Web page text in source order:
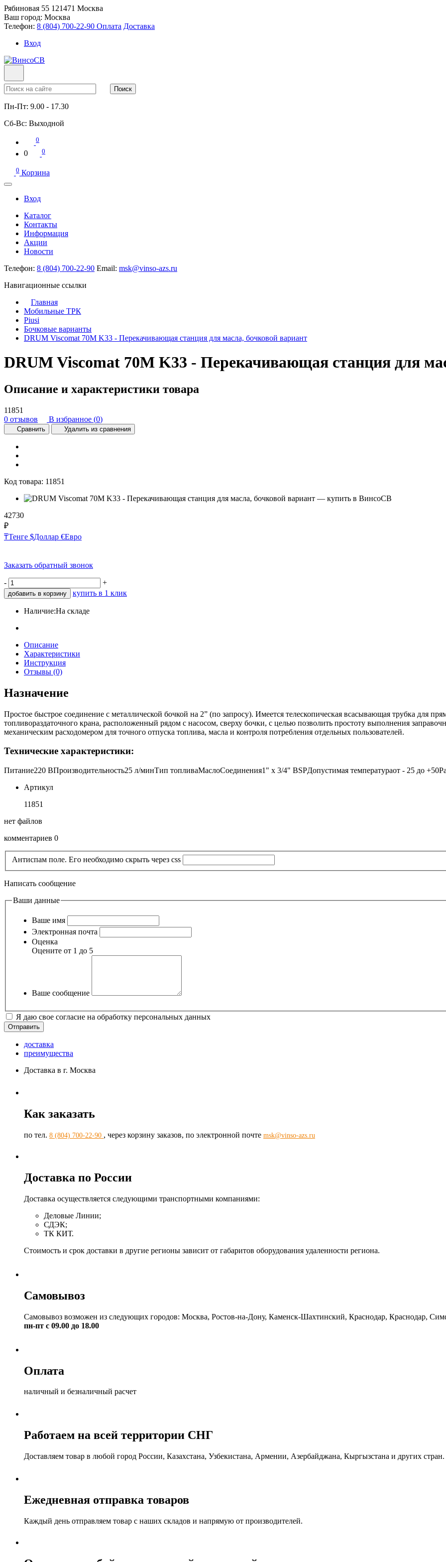
Рябиновая 55 121471 Москва
Ваш город: Москва
Телефон: 8 (804) 700-22-90 Оплата Доставка
Вход
Поиск
Пн-Пт: 9.00 - 17.30
Сб-Вс: Выходной
0
0 0
0 Корзина
Вход
Каталог
Контакты
Информация
Акции
Новости
Телефон: 8 (804) 700-22-90 Email: msk@vinso-azs.ru
Навигационные ссылки
Главная
Мобильные ТРК
Piusi
Бочковые варианты
DRUM Viscomat 70M K33 - Перекачивающая станция для масла, бочковой вариант
DRUM Viscomat 70M K33 - Перекачивающая станция для
Описание и характеристики товара
11851
0 отзывов
В избранное (0)
Сравнить Удалить из сравнения
Код товара: 11851
42730
₽
₸Тенге $Доллар €Евро
Заказать обратный звонок
- +
добавить в корзину купить в 1 клик
Наличие:На складе
Описание
Характеристики
Инструкция
Отзывы (0)
Назначение
Простое быстрое соединение с металлической бочкой на 2” (по запросу). Имеется телескопическая всасывающая трубка для
топливораздаточного крана, расположенный рядом с насосом, сверху бочки, с целью позволить простоту выполнения
механическим расходомером для точного отпуска топлива, масла и контроля потребления отдельных пользователей.
Технические характеристики:
Питание220 ВПроизводительность25 л/минТип топливаМаслоСоединения1" х 3/4" BSPДопустимая температураот - 25 до +50
Артикул
11851
нет файлов
комментариев 0
Антиспам поле. Его необходимо скрыть через css
Написать сообщение
Ваши данные
Ваше имя
Электронная почта
Оценка
Оцените от 1 до 5
Ваше сообщение
Я даю свое согласие на обработку персональных данных
доставка
преимущества
Доставка в г. Москва
Как заказать
по тел. 8 (804) 700-22-90 , через корзину заказов, по электронной почте msk@vinso-azs.ru
Доставка по России
Доставка осуществляется следующими транспортными компаниями:
Деловые Линии;
СДЭК;
ТК КИТ.
Стоимость и срок доставки в другие регионы зависит от габаритов оборудования удаленности региона.
Самовывоз
Самовывоз возможен из следующих городов: Москва, Ростов-на-Дону, Каменск-Шахтинский, Краснодар, Краснодар,
пн-пт с 09.00 до 18.00
Оплата
наличный и безналичный расчет
Работаем на всей территории СНГ
Доставляем товар в любой город России, Казахстана, Узбекистана, Армении, Азербайджана, Кыргызстана и других стран.
Ежедневная отправка товаров
Каждый день отправляем товар с наших складов и напрямую от производителей.